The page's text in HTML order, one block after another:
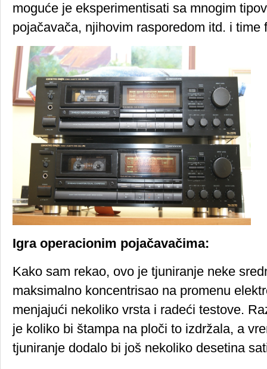
moguće je eksperimentisati sa mnogim
pojačavača, njihovim rasporedom itd. i time
Igra operacionim pojačavačima:
Kako sam rekao, ovo je tjuniranje neke
maksimalno koncentrisao na promenu
menjajući nekoliko vrsta i radeći testove.
je koliko bi štampa na ploči to izdržala, a
tjuniranje dodalo bi još nekoliko desetina